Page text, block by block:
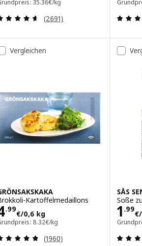
35.36€/kg
Bewertungen: 4.6 von 5
(2691)
Vergleichen
Kartoffelmedaillons
.99
€/0,6 kg
4.99€/0,6 kg
8.32€/kg
Bewertungen: 4.8 von 5
(1960)
SÅS
Soße
1 .99
€